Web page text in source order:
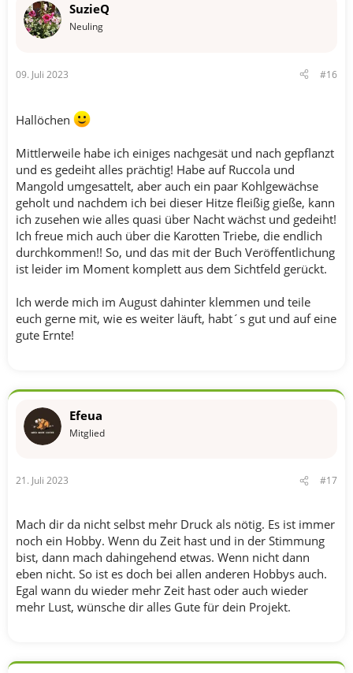
o
:
SuzieQ
Neuling
09. Juli 2023 #16
Hallöchen
Mittlerweile habe ich einiges nachgesät und nach gepflanzt
und es gedeiht alles prächtig! Habe auf Ruccola und
Mangold umgesattelt, aber auch ein paar Kohlgewächse
geholt und nachdem ich bei dieser Hitze fleißig gieße, kann
ich zusehen wie alles quasi über Nacht wächst und gedeiht!
Ich freue mich auch über die Karotten Triebe, die endlich
durchkommen!! So, und das mit der Buch Veröffentlichung
ist leider im Moment komplett aus dem Sichtfeld gerückt.
Ich werde mich im August dahinter klemmen und teile
euch gerne mit, wie es weiter läuft, habt´s gut und auf eine
gute Ernte!
Efeua
Mitglied
21. Juli 2023 #17
Mach dir da nicht selbst mehr Druck als nötig. Es ist immer
noch ein Hobby. Wenn du Zeit hast und in der Stimmung
bist, dann mach dahingehend etwas. Wenn nicht dann
eben nicht. So ist es doch bei allen anderen Hobbys auch.
Egal wann du wieder mehr Zeit hast oder auch wieder
mehr Lust, wünsche dir alles Gute für dein Projekt.